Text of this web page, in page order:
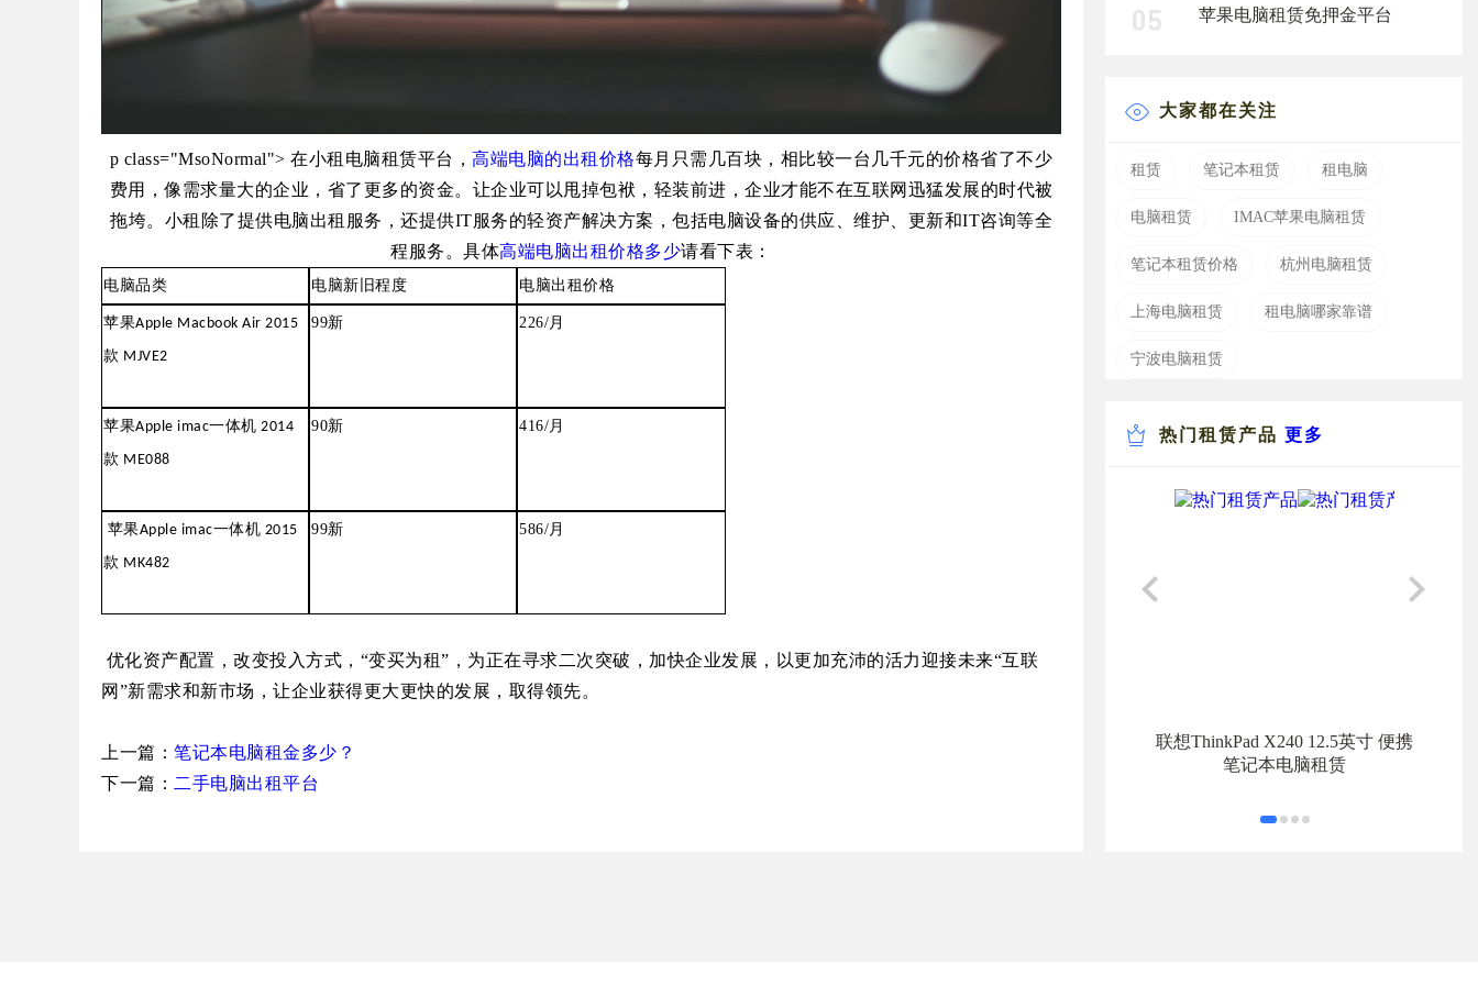
p class="MsoNormal"> 在小租电脑租赁平台，高端电脑的出租价格每月只需几百块，相比较一台几千元的价格省了不少
费用，像需求量大的企业，省了更多的资金。让企业可以甩掉包袱，轻装前进，企业才能不在互联网迅猛发展的时代被
拖垮。小租除了提供电脑出租服务，还提供IT服务的轻资产解决方案，包括电脑设备的供应、维护、更新和IT咨询等全
程服务。具体高端电脑出租价格多少请看下表：
电脑品类 电脑新旧程度 电脑出租价格
苹果Apple Macbook Air 2015
款 MJVE2
99新 226/ 月
苹果Apple imac一体机2014
款 ME088
90新 416/ 月
苹果Apple imac一体机 2015
款 MK482
99新 586/ 月
优化资产配置，改变投入方式，“变买为租”，为正在寻求二次突破，加快企业发展，以更加充沛的活力迎接未来“互联
网”新需求和新市场，让企业获得更大更快的发展，取得领先。
上一篇： 笔记本电脑租金多少？
下一篇： 二手电脑出租平台
苹果电脑租赁免押金平台
大家都在关注
租赁 笔记本租赁 租电脑
电脑租赁 IMAC苹果电脑租赁
笔记本租赁价格 杭州电脑租赁
上海电脑租赁 租电脑哪家靠谱
宁波电脑租赁
热门租赁产品 更多
联想ThinkPad X240 12.5英寸 便携
笔记本电脑租赁